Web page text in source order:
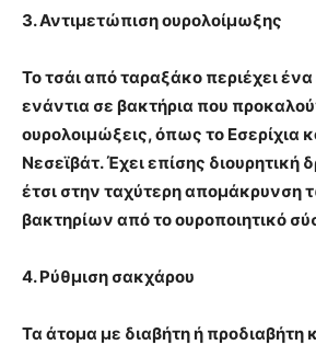
3. Αντιμετώπιση ουρολοίμωξης
Το τσάι από ταραξάκο περιέχει
ενάντια σε βακτήρια που
ουρολοιμώξεις, όπως το Εσερίχια
Νεσεϊβάτ. Έχει επίσης
έτσι στην ταχύτερη απομάκρυνση
βακτηρίων από το ουροποιητικό
4. Ρύθμιση σακχάρου
Τα άτομα με διαβήτη ή προδιαβήτη